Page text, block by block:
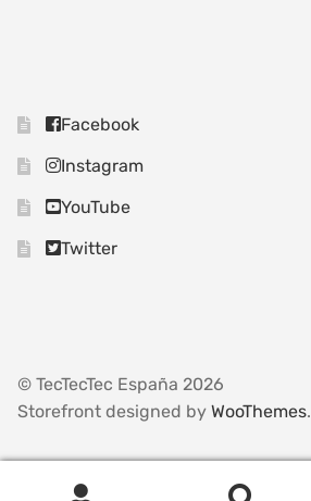
Facebook
Instagram
YouTube
Twitter
© TecTecTec España 2026
Storefront designed by WooThemes.